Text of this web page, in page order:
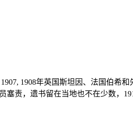
1908年英国斯坦因、法国伯希
责，遗书留在当地也不在少数，